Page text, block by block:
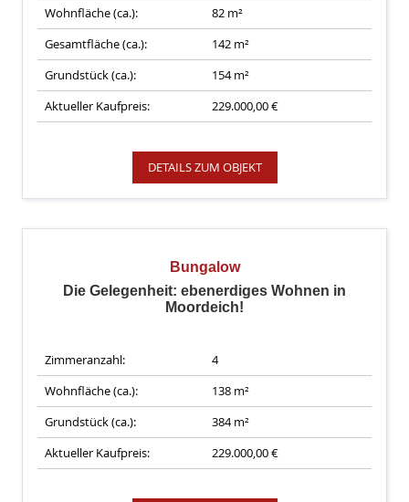
Wohnfläche (ca.):
82 m²
Gesamtfläche (ca.):
142 m²
Grundstück (ca.):
154 m²
Aktueller Kaufpreis:
229.000,00 €
DETAILS ZUM OBJEKT
Bungalow
Die Gelegenheit: ebenerdiges Wohnen in
Moordeich!
Zimmeranzahl:
4
Wohnfläche (ca.):
138 m²
Grundstück (ca.):
384 m²
Aktueller Kaufpreis:
229.000,00 €